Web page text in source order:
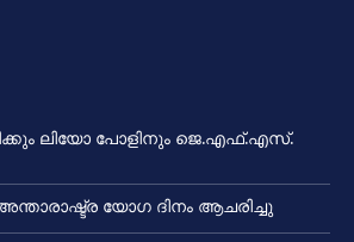
ലിയോ പോളിനും ജെ.എഫ്.എസ്.
യോഗ ദിനം ആചരിച്ചു